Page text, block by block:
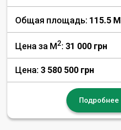
Общая площадь: 115.5 M
Цена за М2: 31 000 грн
Цена: 3 580 500 грн
Подробнее